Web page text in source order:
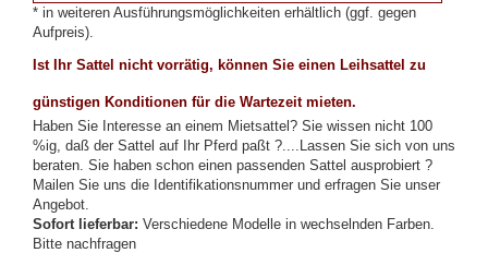
* in weiteren Ausführungsmöglichkeiten erhältlich (ggf. gegen
Aufpreis).
Ist Ihr Sattel nicht vorrätig, können Sie einen Leihsattel zu
günstigen Konditionen für die Wartezeit mieten.
Haben Sie Interesse an einem Mietsattel? Sie wissen nicht 100
%ig, daß der Sattel auf Ihr Pferd paßt ?....Lassen Sie sich von uns
beraten. Sie haben schon einen passenden Sattel ausprobiert ?
Mailen Sie uns die Identifikationsnummer und erfragen Sie unser
Angebot.
Sofort lieferbar: Verschiedene Modelle in wechselnden Farben.
Bitte nachfragen